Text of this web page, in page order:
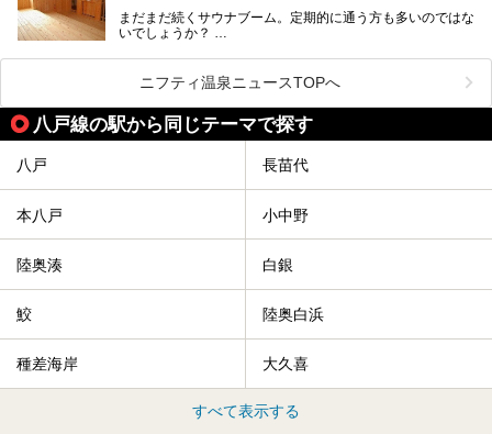
まだまだ続くサウナブーム。定期的に通う方も多いのではな
いでしょうか？
そこでコスパ抜群！1,000円以下でサウナを楽しめる施設を
紹介します。
格安でも充実の施設でサウナを楽しみませんか？
今回は青森県にある1,000円以下のおすすめサウナ施設を紹
ニフティ温泉ニュースTOPへ
八戸線の駅から同じテーマで探す
八戸 長苗代
本八戸 小中野
陸奥湊 白銀
鮫 陸奥白浜
種差海岸 大久喜
すべて表示する